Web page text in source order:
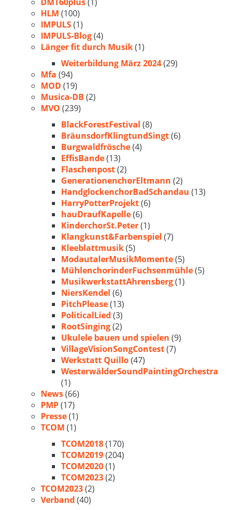
HLM (100)
IMPULS(1)
IMPULS-Blog(4)
Länger fit durch Musik(1)
Weiterbildung März 2024(29)
Mfa (94)
MOD (19)
Musica-DB (2)
MVO (239)
BlackForestFestival (8)
BräunsdorfKlingtundSingt(6)
Burgwaldfrösche(4)
EffisBande(13)
Flaschenpost(2)
GenerationenchorEltmann (2)
HandglockenchorBadSchandau (13)
HarryPotterProjekt(6)
hauDraufKapelle(6)
KinderchorSt.Peter(1)
Klangkunst&Farbenspiel (7)
Kleeblattmusik(5)
ModautalerMusikMomente(5)
MühlenchorinderFuchsenmühle(5)
MusikwerkstattAhrensberg(1)
NiersKendel (6)
PitchPlease(13)
PoliticalLied (3)
RootSinging(2)
Ukulele bauen und spielen (9)
VillageVisionSongContest(7)
Werkstatt Quillo(47)
WesterwälderSoundPaintingOrchestra
(1)
News(66)
PMP(17)
Presse(1)
TCOM (1)
TCOM2018(170)
TCOM2019(204)
TCOM2020(1)
TCOM2023(2)
TCOM2023(2)
Verband (40)